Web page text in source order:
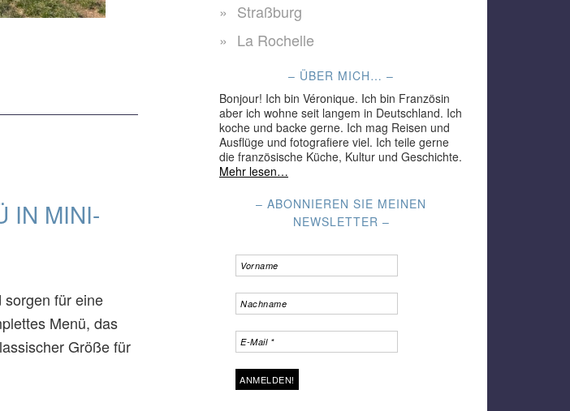
IN MINI-
für eine
Menü, das
Größe für
Straßburg
La Rochelle
– ÜBER MICH… –
Bonjour! Ich bin Véronique. Ich bin Französin
aber ich wohne seit langem in Deutschland. Ich
koche und backe gerne. Ich mag Reisen und
Ausflüge und fotografiere viel. Ich teile gerne
die französische Küche, Kultur und Geschichte.
Mehr lesen…
– ABONNIEREN SIE MEINEN
NEWSLETTER –